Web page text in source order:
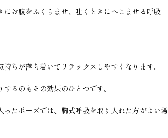
お腹をふくらませ、吐くときにへこませる呼吸
ちが落ち着いてリラックスしやすくなります。
るのもその効果のひとつです。
たポーズでは、胸式呼吸を取り入れた方がよい場